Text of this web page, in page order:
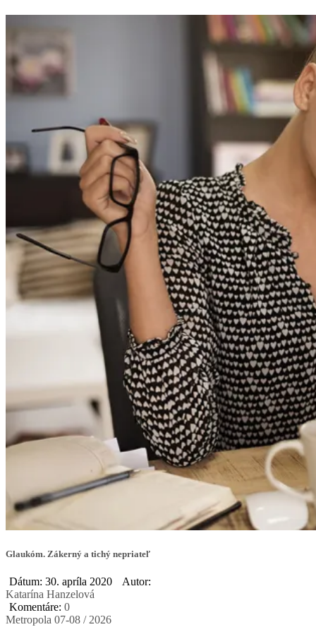
Glaukóm. Zákerný a tichý nepriateľ
Dátum: 30. apríla 2020
Autor:
Katarína Hanzelová
Komentáre: 0
Metropola 07-08 / 2026